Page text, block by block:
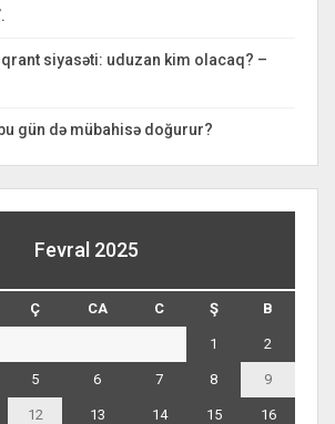
siyasəti: uduzan kim olacaq? –
gün də mübahisə doğurur?
Fevral 2025
Ç CA C Ş B
1 2
5 6 7 8 9
12 13 14 15 16